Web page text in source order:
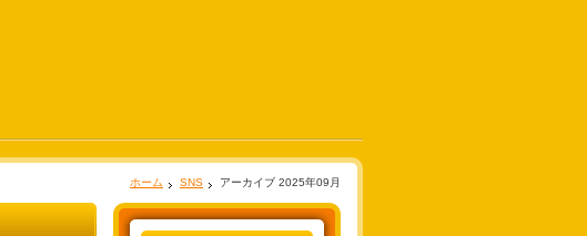
ホーム SNS アーカイブ 2025年09月